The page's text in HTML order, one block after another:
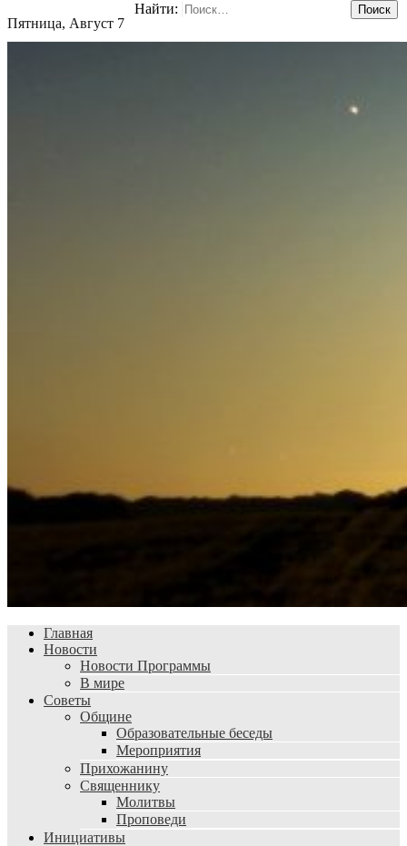
Пятница, Август 7
Найти:
Главная
Новости
Новости Программы
В мире
Советы
Общине
Образовательные беседы
Мероприятия
Прихожанину
Священнику
Молитвы
Проповеди
Инициативы